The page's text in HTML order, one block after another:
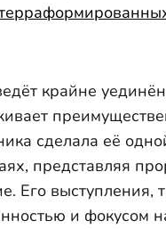
крайне
сделала её
представляя
Его выступления,
и фокусом